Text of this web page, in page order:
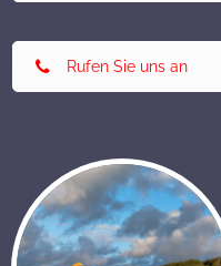
Rufen Sie uns an